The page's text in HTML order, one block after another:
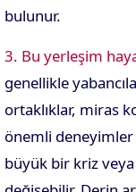
bulunur.
3. Bu yerleşim
genellikle
ortaklıklar, miras
önemli deneyimler
büyük bir kriz